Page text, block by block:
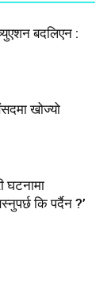
बदलिएन :
खोज्यो
घटनामा
कि पर्दैन ?’